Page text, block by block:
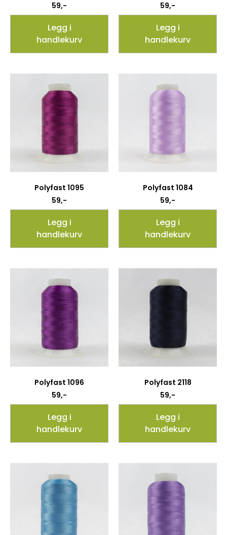
59,-
Legg i
handlekurv
59,-
Legg i
handlekurv
Polyfast 1095
59,-
Legg i
handlekurv
Polyfast 1084
59,-
Legg i
handlekurv
Polyfast 1096
59,-
Legg i
handlekurv
Polyfast 2118
59,-
Legg i
handlekurv